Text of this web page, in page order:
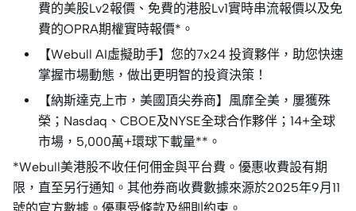
費的美股Lv2報價、免費的港股Lv1實時串流報價以及免
費的OPRA期權實時報價*。
【Webull AI虛擬助手】您的7x24 投資夥伴，助您快速
掌握市場動態，做出更明智的投資決策！
【納斯達克上市，美國頂尖券商】風靡全美，屢獲殊
榮；Nasdaq、CBOE及NYSE全球合作夥伴；14+全球
市場，5,000萬+環球下載量**。
*Webull美港股不收任何佣金與平台費。優惠收費設有期
限，直至另行通知。其他券商收費數據來源於2025年9月11